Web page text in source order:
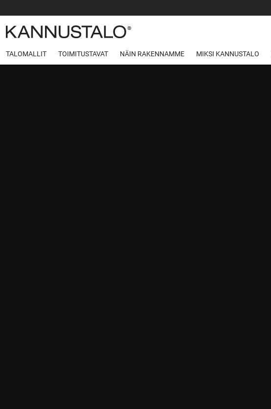
TALOMALLIT TOIMITUSTAVAT NÄIN RAKENNAMME MIKSI KANNUSTALO